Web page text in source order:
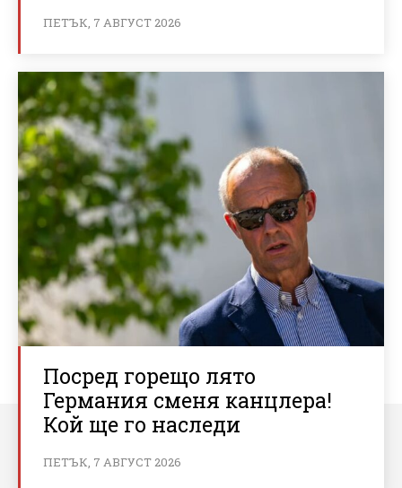
ПЕТЪК, 7 АВГУСТ 2026
Посред горещо лято
Германия сменя канцлера!
Кой ще го наследи
ПЕТЪК, 7 АВГУСТ 2026